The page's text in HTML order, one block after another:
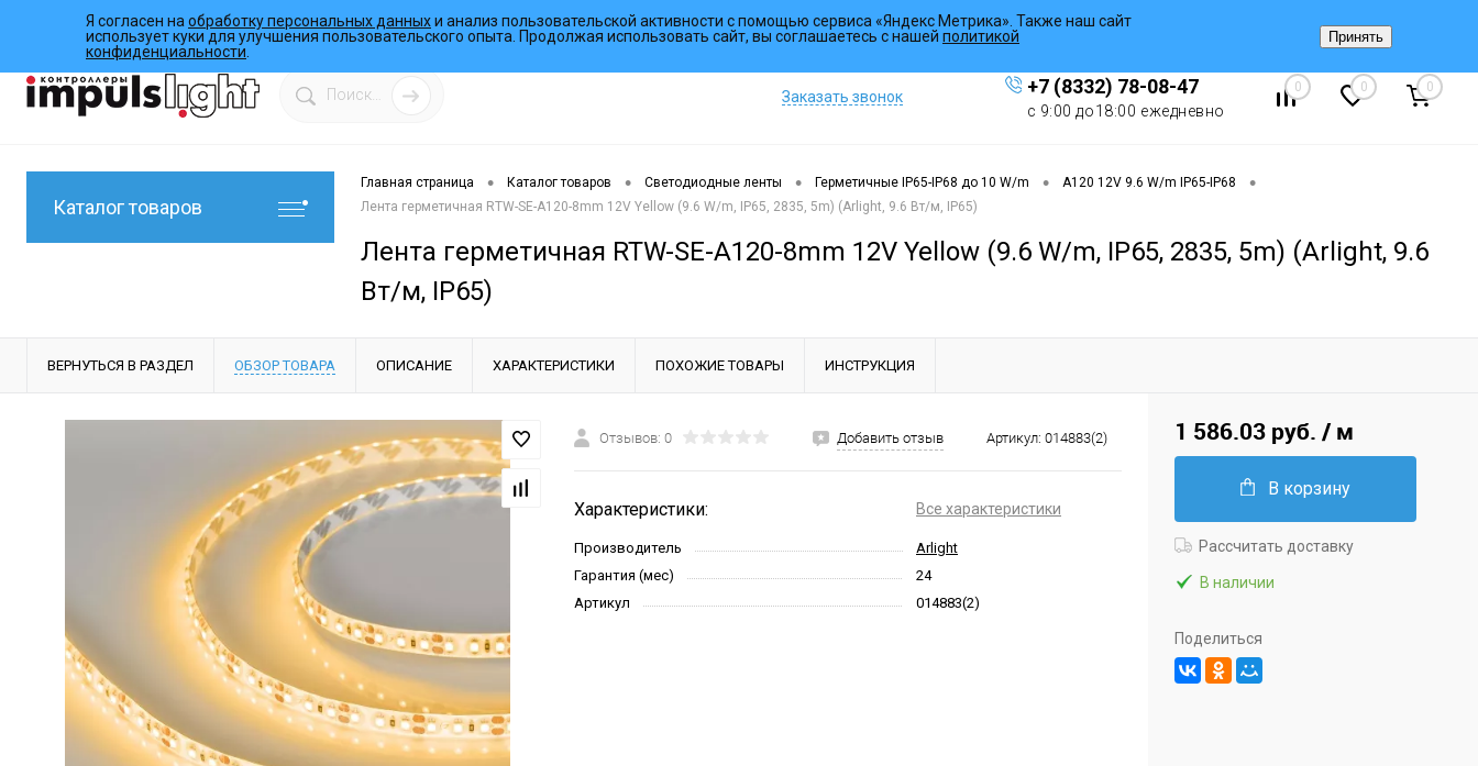
О компании Инструкции Работы Программы Коллекции Услуги Регистрация
Заказать звонок +7 (8332) 78-08-47
с 9:00 до18:00 ежедневно
0 0 0
Каталог товаров
Главная страница • Каталог товаров • Светодиодные ленты • Герметичные IP65-IP68 до 10 W/m • A120 12V 9.6 W/m IP65-IP68 •
Лента герметичная RTW-SE-A120-8mm 12V Yellow (9.6 W/m, IP65, 2835, 5m) (Arlight, 9.6 Вт/м, IP65)
Лента герметичная RTW-SE-A120-8mm 12V Yellow (9.6 W/m, IP65, 2835, 5m) (Arlight, 9.6
Вт/м, IP65)
ВЕРНУТЬСЯ В РАЗДЕЛ ОБЗОР ТОВАРА ОПИСАНИЕ ХАРАКТЕРИСТИКИ ПОХОЖИЕ ТОВАРЫ ИНСТРУКЦИЯ
Отзывов: 0 Добавить отзыв Артикул: 014883(2)
Характеристики: Все характеристики
Производитель
Arlight
Гарантия (мес)
24
Артикул
014883(2)
1 586.03 руб. / м
В корзину
Рассчитать доставку
В наличии
Поделиться
Я согласен на обработку персональных данныхи анализ пользовательской активности с помощью сервиса «Яндекс Метрика». Также наш сайт
использует куки для улучшения пользовательского опыта. Продолжая использовать сайт, вы соглашаетесь с нашей политикой
конфиденциальности
Принять